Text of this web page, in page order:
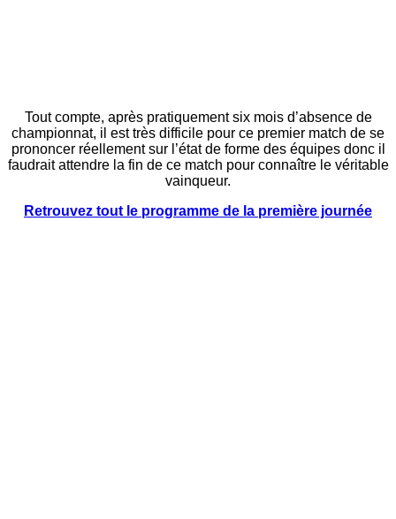
Tout compte, après pratiquement six mois d’absence de
championnat, il est très difficile pour ce premier match de se
prononcer réellement sur l’état de forme des équipes donc il
faudrait attendre la fin de ce match pour connaître le véritable
vainqueur.
Retrouvez tout le programme de la première journée